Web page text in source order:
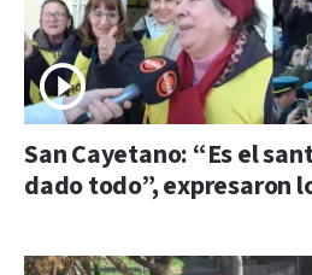
San Cayetano: “Es el
dado todo”, expresaron